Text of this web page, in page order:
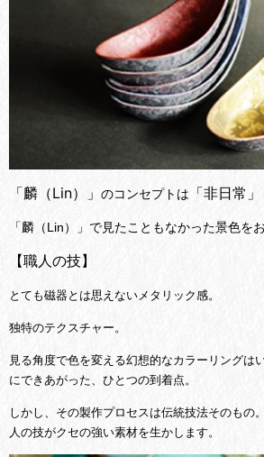
「麟（Lin）」 のコンセプトは 「非日常」
「麟（Lin）」で見たこともなかった景色を
【職人の技】
とても磁器とは思えないメタリック感。
独特のテクスチャー。
見る角度で色を変える幻想的なカラーリングは
にできあがった、 ひとつの到着点。
しかし、その製作プロセスは伝統技法そのもの
人の技がクセの強い素材を生かします。